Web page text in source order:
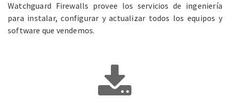
Watchguard Firewalls provee los servicios de ingeniería
para instalar, configurar y actualizar todos los equipos y
software que vendemos.